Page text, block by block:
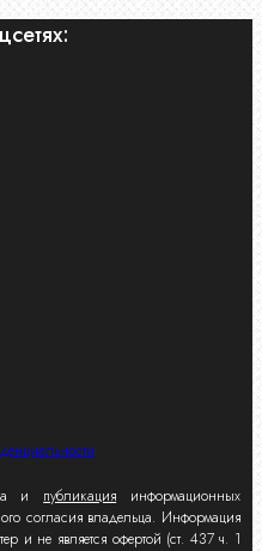
и публикация информационных
согласия владельца. Информация
и не является офертой (ст. 437 ч. 1